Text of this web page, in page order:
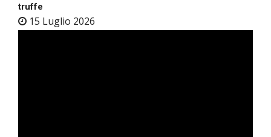
truffe
15 Luglio 2026